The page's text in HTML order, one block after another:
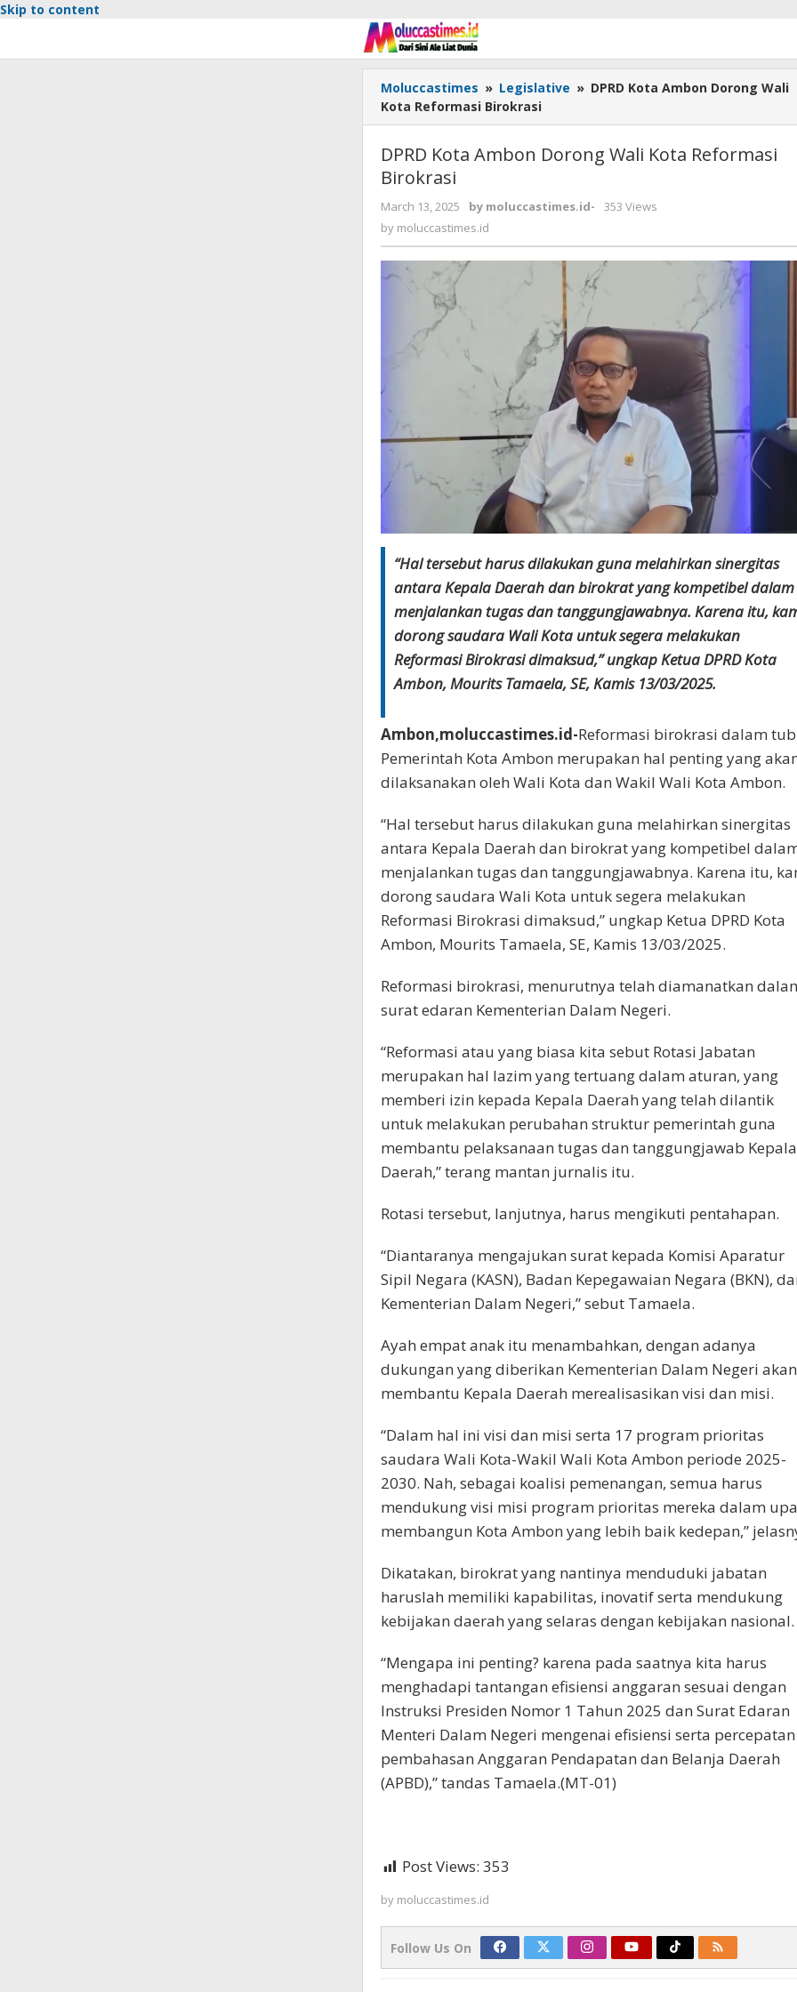
Skip to content
Moluccastimes » Legislative » DPRD Kota Ambon Dorong Wali
Kota Reformasi Birokrasi
DPRD Kota Ambon Dorong Wali Kota Reformasi
Birokrasi
March 13, 2025 by moluccastimes.id-
353 Views
by moluccastimes.id
“Hal tersebut harus dilakukan guna melahirkan sinergitas
antara Kepala Daerah dan birokrat yang kompetibel dalam
menjalankan tugas dan tanggungjawabnya. Karena itu,
dorong saudara Wali Kota untuk segera melakukan
Reformasi Birokrasi dimaksud,” ungkap Ketua DPRD Kota
Ambon, Mourits Tamaela, SE, Kamis 13/03/2025.
Ambon,moluccastimes.id-Reformasi birokrasi dalam
Pemerintah Kota Ambon merupakan hal penting yang
dilaksanakan oleh Wali Kota dan Wakil Wali Kota Ambon.
“Hal tersebut harus dilakukan guna melahirkan sinergitas
antara Kepala Daerah dan birokrat yang kompetibel
menjalankan tugas dan tanggungjawabnya. Karena itu,
dorong saudara Wali Kota untuk segera melakukan
Reformasi Birokrasi dimaksud,” ungkap Ketua DPRD Kota
Ambon, Mourits Tamaela, SE, Kamis 13/03/2025.
Reformasi birokrasi, menurutnya telah diamanatkan
surat edaran Kementerian Dalam Negeri.
“Reformasi atau yang biasa kita sebut Rotasi Jabatan
merupakan hal lazim yang tertuang dalam aturan, yang
memberi izin kepada Kepala Daerah yang telah dilantik
untuk melakukan perubahan struktur pemerintah guna
membantu pelaksanaan tugas dan tanggungjawab Kepala
Daerah,” terang mantan jurnalis itu.
Rotasi tersebut, lanjutnya, harus mengikuti pentahapan.
“Diantaranya mengajukan surat kepada Komisi Aparatur
Sipil Negara (KASN), Badan Kepegawaian Negara (BKN),
Kementerian Dalam Negeri,” sebut Tamaela.
Ayah empat anak itu menambahkan, dengan adanya
dukungan yang diberikan Kementerian Dalam Negeri akan
membantu Kepala Daerah merealisasikan visi dan misi.
“Dalam hal ini visi dan misi serta 17 program prioritas
saudara Wali Kota-Wakil Wali Kota Ambon periode 2025-
2030. Nah, sebagai koalisi pemenangan, semua harus
mendukung visi misi program prioritas mereka dalam
membangun Kota Ambon yang lebih baik kedepan,”
Dikatakan, birokrat yang nantinya menduduki jabatan
haruslah memiliki kapabilitas, inovatif serta mendukung
kebijakan daerah yang selaras dengan kebijakan nasional.
“Mengapa ini penting? karena pada saatnya kita harus
menghadapi tantangan efisiensi anggaran sesuai dengan
Instruksi Presiden Nomor 1 Tahun 2025 dan Surat Edaran
Menteri Dalam Negeri mengenai efisiensi serta percepatan
pembahasan Anggaran Pendapatan dan Belanja Daerah
(APBD),” tandas Tamaela.(MT-01)
Post Views: 353
by moluccastimes.id
Follow Us On